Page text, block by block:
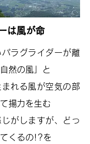
は風が命
ラグライダーが離
然の風」と
れる風が空気の部
揚力を生む
がしますが、どっ
くるの!?を